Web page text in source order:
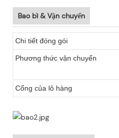
Bao bì & Vận chuyển
Chi tiết đóng gói
Phương thức vận chuyển
Cổng của lô hàng